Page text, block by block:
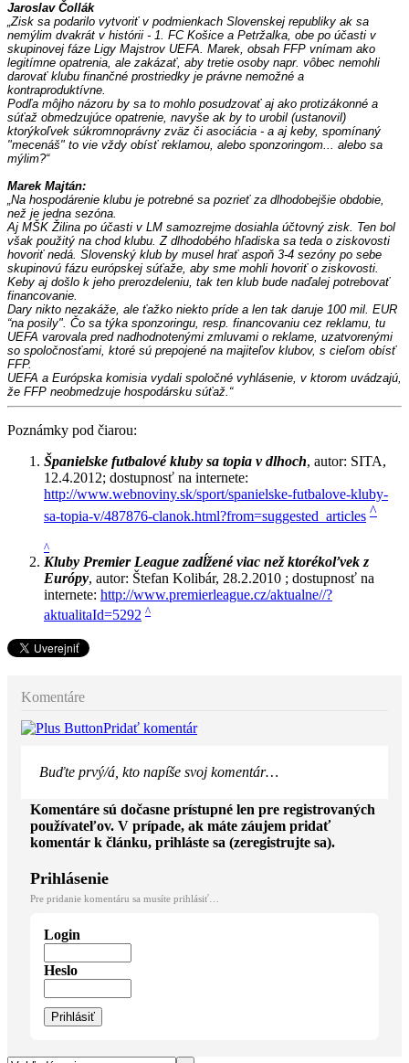
Jaroslav Čollák
„Zisk sa podarilo vytvoriť v podmienkach Slovenskej republiky ak sa
nemýlim dvakrát v histórii - 1. FC Košice a Petržalka, obe po účasti v
skupinovej fáze Ligy Majstrov UEFA. Marek, obsah FFP vnímam ako
legitímne opatrenia, ale zakázať, aby tretie osoby napr. vôbec nemohli
darovať klubu finančné prostriedky je právne nemožné a
kontraproduktívne.
Podľa môjho názoru by sa to mohlo posudzovať aj ako protizákonné a
súťaž obmedzujúce opatrenie, navyše ak by to urobil (ustanovil)
ktorýkoľvek súkromnoprávny zväz či asociácia - a aj keby, spomínaný
"mecenáš" to vie vždy obísť reklamou, alebo sponzoringom... alebo sa
mýlim?“
Marek Majtán:
„Na hospodárenie klubu je potrebné sa pozrieť za dlhodobejšie obdobie,
než je jedna sezóna.
Aj MŠK Žilina po účasti v LM samozrejme dosiahla účtovný zisk. Ten bol
však použitý na chod klubu. Z dlhodobého hľadiska sa teda o ziskovosti
hovoriť nedá. Slovenský klub by musel hrať aspoň 3-4 sezóny po sebe
skupinovú fázu európskej súťaže, aby sme mohli hovoriť o ziskovosti.
Keby aj došlo k jeho prerozdeleniu, tak ten klub bude naďalej potrebovať
financovanie.
Dary nikto nezakáže, ale ťažko niekto príde a len tak daruje 100 mil. EUR
“na posily". Čo sa týka sponzoringu, resp. financovaniu cez reklamu, tu
UEFA varovala pred nadhodnotenými zmluvami o reklame, uzatvorenými
so spoločnosťami, ktoré sú prepojené na majiteľov klubov, s cieľom obísť
FFP.
UEFA a Európska komisia vydali spoločné vyhlásenie, v ktorom uvádzajú,
že FFP neobmedzuje hospodársku súťaž.“
Poznámky pod čiarou:
Španielske futbalové kluby sa topia v dlhoch, autor: SITA,
12.4.2012; dostupnosť na internete:
http://www.webnoviny.sk/sport/spanielske-futbalove-kluby-
sa-topia-v/487876-clanok.html?from=suggested_articles ^
^
Kluby Premier League zadĺžené viac než ktorékoľvek z
Európy, autor: Štefan Kolibár, 28.2.2010 ; dostupnosť na
internete: http://www.premierleague.cz/aktualne//?
aktualitaId=5292 ^
Komentáre
Pridať komentár
Buďte prvý/á, kto napíše svoj komentár…
Komentáre sú dočasne prístupné len pre registrovaných
používateľov. V prípade, ak máte záujem pridať
komentár k článku, prihláste sa (zeregistrujte sa).
Prihlásenie
Pre pridanie komentáru sa musíte prihlásiť…
Login
Heslo